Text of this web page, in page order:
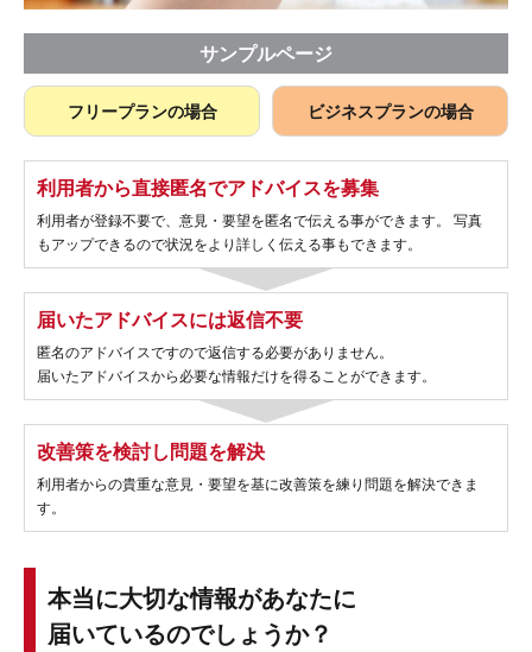
サンプルページ
フリープランの場合 ビジネスプランの場合
利用者から直接匿名でアドバイスを募集
利用者が登録不要で、意見・要望を匿名で伝える事ができます。 写真
もアップできるので状況をより詳しく伝える事もできます。
届いたアドバイスには返信不要
匿名のアドバイスですので返信する必要がありません。
届いたアドバイスから必要な情報だけを得ることができます。
改善策を検討し問題を解決
利用者からの貴重な意見・要望を基に改善策を練り問題を解決できま
す。
本当に大切な情報があなたに
届いているのでしょうか？